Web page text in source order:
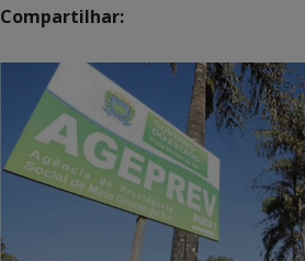
Compartilhar: